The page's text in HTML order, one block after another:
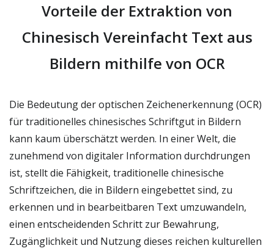
Vorteile der Extraktion von
Chinesisch Vereinfacht Text aus
Bildern mithilfe von OCR
Die Bedeutung der optischen Zeichenerkennung (OCR)
für traditionelles chinesisches Schriftgut in Bildern
kann kaum überschätzt werden. In einer Welt, die
zunehmend von digitaler Information durchdrungen
ist, stellt die Fähigkeit, traditionelle chinesische
Schriftzeichen, die in Bildern eingebettet sind, zu
erkennen und in bearbeitbaren Text umzuwandeln,
einen entscheidenden Schritt zur Bewahrung,
Zugänglichkeit und Nutzung dieses reichen kulturellen